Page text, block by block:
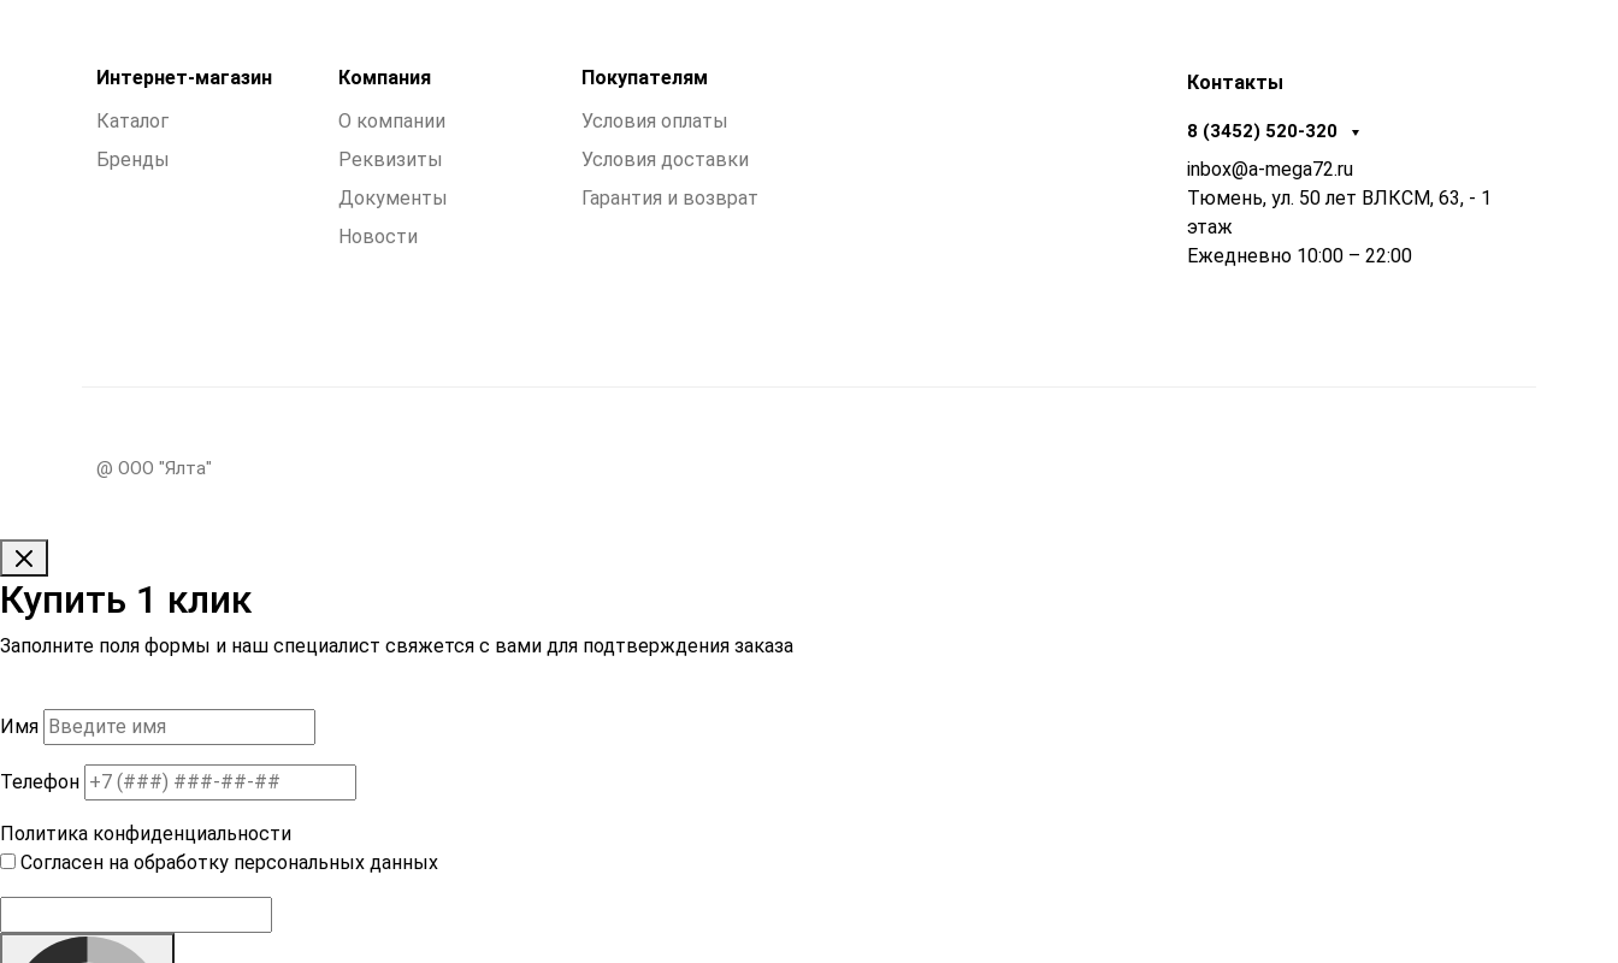
Интернет-магазин
Каталог
Бренды
Компания
О компании
Реквизиты
Документы
Новости
Покупателям
Условия оплаты
Условия доставки
Гарантия и возврат
Контакты
8 (3452) 520-320
inbox@a-mega72.ru
Тюмень, ул. 50 лет ВЛКСМ, 63, - 1
этаж
Ежедневно 10:00 – 22:00
@ ООО "Ялта"
Купить 1 клик
Заполните поля формы и наш специалист свяжется с вами для подтверждения заказа
Имя
Телефон
Политика конфиденциальности
Согласен на обработку персональных данных